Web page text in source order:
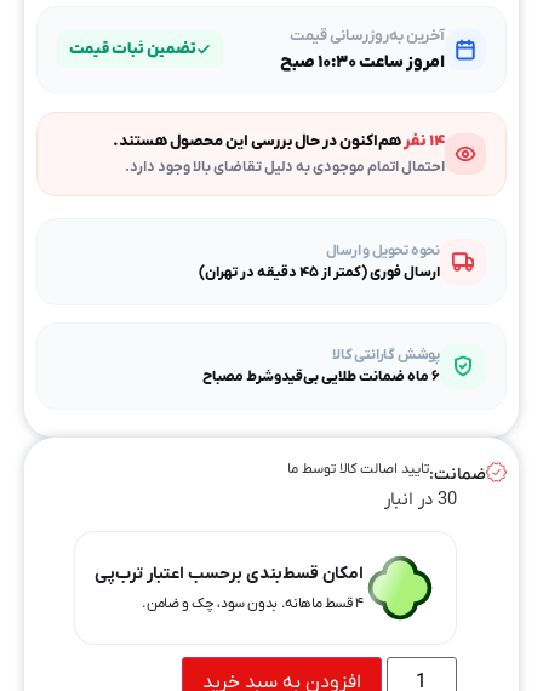
آخرین به‌روزرسانی قیمت
امروز ساعت ۱۰:۳۰ صبح
تضمین ثبات قیمت
۱۴ نفر هم‌اکنون در حال بررسی این محصول هستند.
احتمال اتمام موجودی به دلیل تقاضای بالا وجود دارد.
نحوه تحویل و ارسال
ارسال فوری (کمتر از ۴۵ دقیقه در تهران)
پوشش گارانتی کالا
۶ ماه ضمانت طلایی بی‌قیدوشرط مصباح
ضمانت:تایید اصالت کالا توسط ما
30 در انبار
امکان قسط‌بندی برحسب اعتبار ترب‌پی
۴ قسط ماهانه. بدون سود، چک و ضامن.
افزودن به سبد خرید